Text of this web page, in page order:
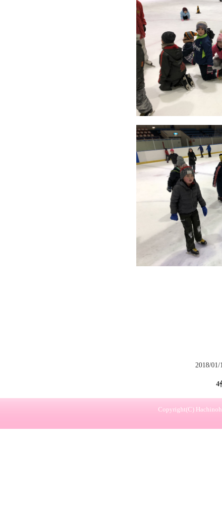
2018/
4
Copyright(C)